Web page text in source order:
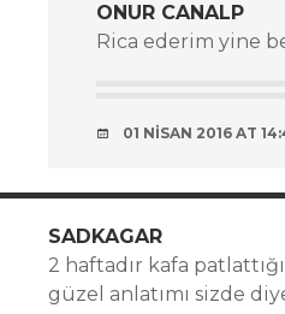
ONUR CANALP
Rica ederim yine
01 NISAN 2016 AT
SADKAGAR
2 haftadır kafa
güzel anlatımı sizde